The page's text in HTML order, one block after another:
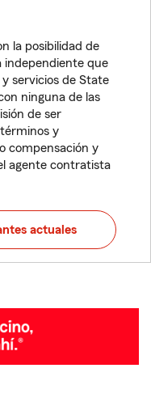
la posibilidad de
independiente que
servicios de State
ninguna de las
de ser
y
compensación y
agente contratista
actuales